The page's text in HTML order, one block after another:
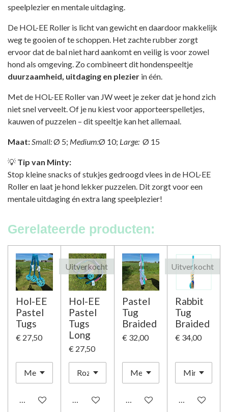
speelplezier en mentale uitdaging.
De HOL-EE Roller is licht van gewicht en daardoor makkelijk
weg te gooien of te schoppen. Het zachte rubber zorgt
ervoor dat de bal niet hard aankomt en veilig is voor zowel
hond als omgeving. Zo combineert dit hondenspeeltje
duurzaamheid, uitdaging en plezier in één.
Met de HOL-EE Roller van JW weet je zeker dat je hond zich
niet snel verveelt. Of je nu kiest voor apporteerspelletjes,
kauwen of puzzelen – dit speeltje kan het allemaal.
Maat:Small:Ø 5; Medium:Ø 10; Large: Ø 15
💡 Tip van Minty:
Stop kleine snacks of stukjes gedroogd vlees in de HOL-EE
Roller en laat je hond lekker puzzelen. Dit zorgt voor een
mentale uitdaging én extra lang speelplezier!
Gerelateerde producten:
Hol-EE
Pastel
Tugs
€ 27,50
In winkelwagen
Uitverkocht
Hol-EE
Pastel
Tugs
Long
€ 27,50
Houd mij op de hoogte
Pastel
Tug
Braided
€ 32,00
In winkelwagen
Uitverkocht
Rabbit
Tug
Braided
€ 34,00
Houd mij op